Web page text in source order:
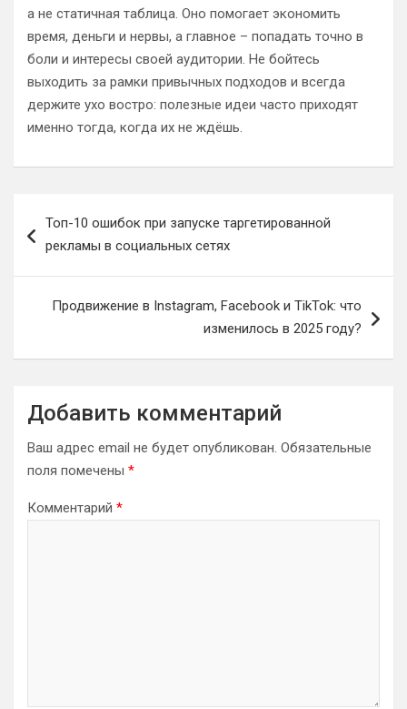
а не статичная таблица. Оно помогает экономить
время, деньги и нервы, а главное – попадать точно в
боли и интересы своей аудитории. Не бойтесь
выходить за рамки привычных подходов и всегда
держите ухо востро: полезные идеи часто приходят
именно тогда, когда их не ждёшь.
по
Топ-10 ошибок при запуске таргетированной
рекламы в социальных сетях
Продвижение в Instagram, Facebook и TikTok: что
изменилось в 2025 году?
Добавить комментарий
Ваш адрес email не будет опубликован. Обязательные
поля помечены *
Комментарий *